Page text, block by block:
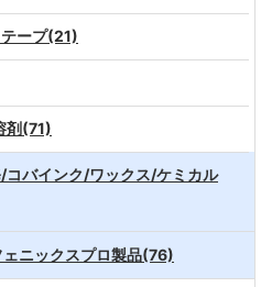
ープ(21)
剤(71)
コバインク/ワックス/ケミカル
ニックスプロ製品(76)